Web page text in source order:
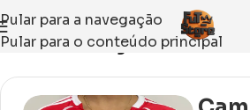
Pular para a navegação
Pular para o conteúdo principal
Início Sem categoria